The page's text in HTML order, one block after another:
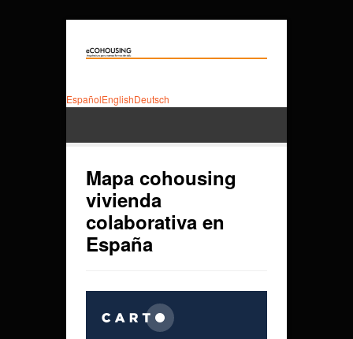
EspañolEnglishDeutsch
Mapa cohousing
vivienda
colaborativa en
España